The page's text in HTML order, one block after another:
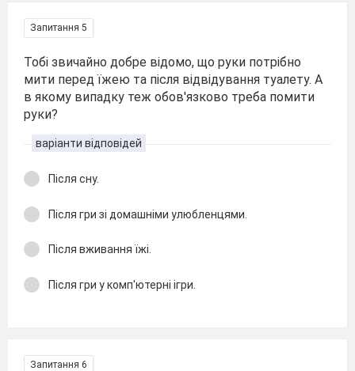
Запитання 5
Тобі звичайно добре відомо, що руки потрібно
мити перед їжею та після відвідування туалету. А
в якому випадку теж обов'язково треба помити
руки?
варіанти відповідей
Після сну.
Після гри зі домашніми улюбленцями.
Після вживання їжі.
Після гри у комп'ютерні ігри.
Запитання 6